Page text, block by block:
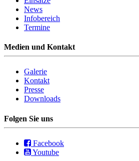
News
Infobereich
Termine
Medien und Kontakt
Galerie
Kontakt
Presse
Downloads
Folgen Sie uns
Facebook
Youtube